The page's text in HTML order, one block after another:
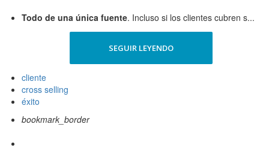
Todo de una única fuente. Incluso si los clientes cubren s...
SEGUIR LEYENDO
cliente
cross selling
éxito
bookmark_border